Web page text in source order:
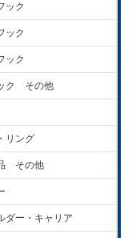
ック
ック
ック
ク その他
リング
その他
ダー・キャリア